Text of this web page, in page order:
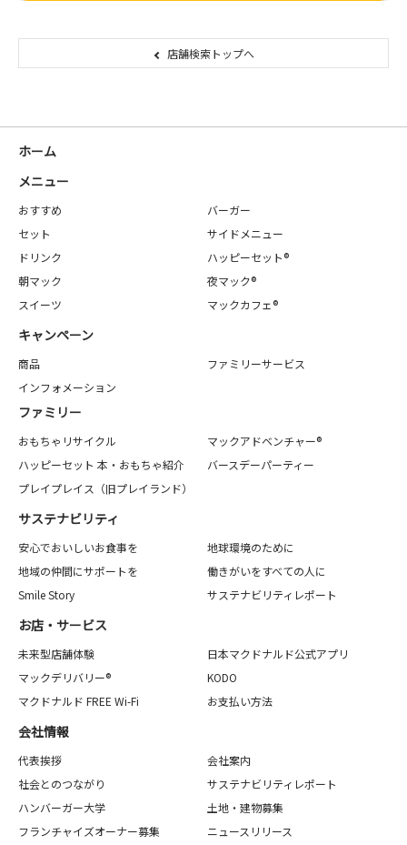
店舗検索トップへ
ホーム
メニュー
おすすめ
バーガー
セット
サイドメニュー
ドリンク
ハッピーセット®
朝マック
夜マック®
スイーツ
マックカフェ®
キャンペーン
商品
ファミリーサービス
インフォメーション
ファミリー
おもちゃリサイクル
マックアドベンチャー®
ハッピーセット 本・おもちゃ紹介
バースデーパーティー
プレイプレイス（旧プレイランド）
サステナビリティ
安心でおいしいお食事を
地球環境のために
地域の仲間にサポートを
働きがいをすべての人に
Smile Story
サステナビリティレポート
お店・サービス
未来型店舗体験
日本マクドナルド公式アプリ
マックデリバリー®
KODO
マクドナルド FREE Wi-Fi
お支払い方法
会社情報
代表挨拶
会社案内
社会とのつながり
サステナビリティレポート
ハンバーガー大学
土地・建物募集
フランチャイズオーナー募集
ニュースリリース